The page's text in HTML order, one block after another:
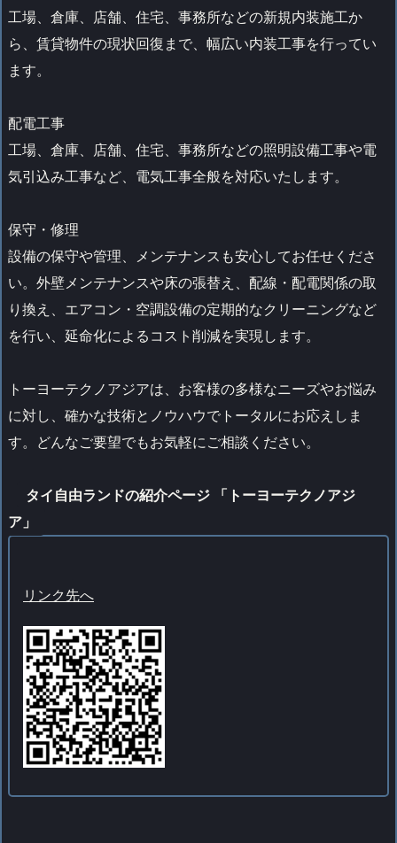
工場、倉庫、店舗、住宅、事務所などの新規内装施工か
ら、賃貸物件の現状回復まで、幅広い内装工事を行ってい
ます。
配電工事
工場、倉庫、店舗、住宅、事務所などの照明設備工事や電
気引込み工事など、電気工事全般を対応いたします。
保守・修理
設備の保守や管理、メンテナンスも安心してお任せくださ
い。外壁メンテナンスや床の張替え、配線・配電関係の取
り換え、エアコン・空調設備の定期的なクリーニングなど
を行い、延命化によるコスト削減を実現します。
トーヨーテクノアジアは、お客様の多様なニーズやお悩み
に対し、確かな技術とノウハウでトータルにお応えしま
す。どんなご要望でもお気軽にご相談ください。
タイ自由ランドの紹介ページ 「トーヨーテクノアジ
ア」
リンク先へ